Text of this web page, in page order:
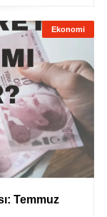
Ekonomi
Temmuz